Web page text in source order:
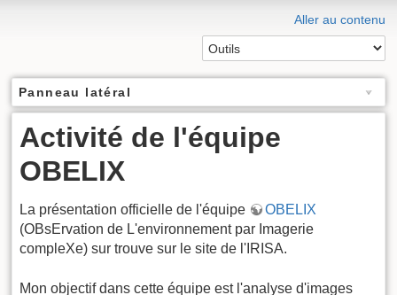
Aller au contenu
Panneau latéral
Activité de l'équipe
OBELIX
La présentation officielle de l'équipe
OBELIX
(OBsErvation de L'environnement par Imagerie
compleXe) sur trouve sur le site de l'IRISA.
Mon objectif dans cette équipe est l'analyse d'images